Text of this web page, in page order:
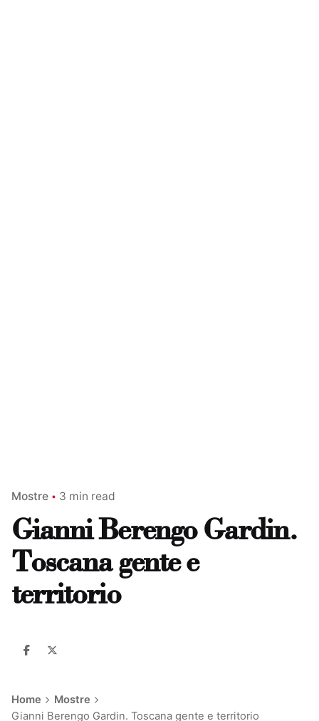
Mostre 3 min read
Gianni Berengo Gardin.
Toscana gente e
territorio
Home
Mostre
Gianni Berengo Gardin. Toscana gente e territorio